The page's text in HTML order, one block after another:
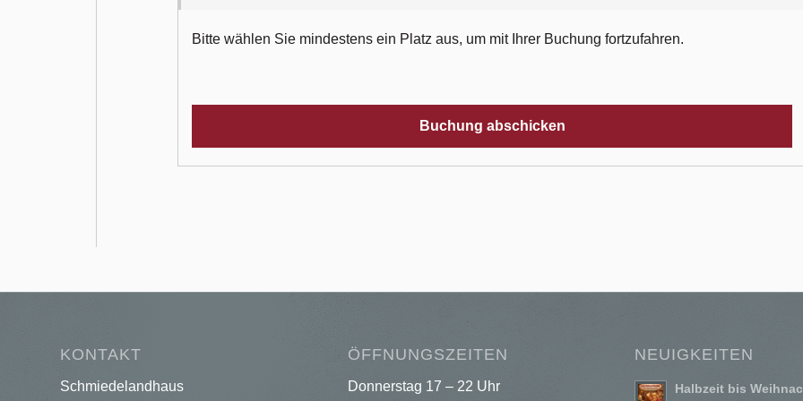
Bitte wählen Sie mindestens ein Platz aus, um mit Ihrer Buchung fortzufahren.
KONTAKT
Schmiedelandhaus
ÖFFNUNGSZEITEN
Donnerstag 17 – 22 Uhr
NEUIGKEITEN
Halbzeit bis